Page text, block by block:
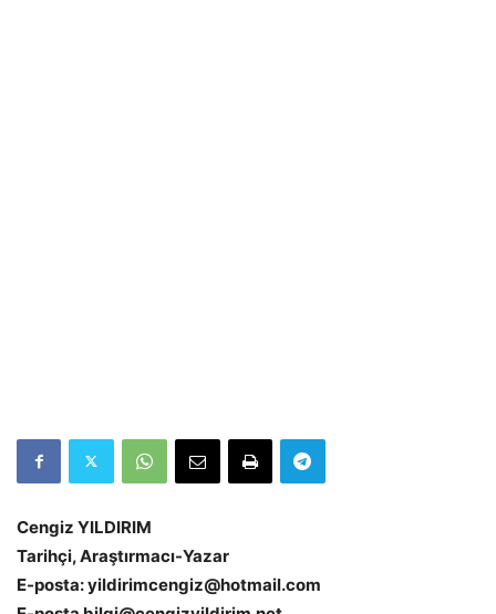
Cengiz YILDIRIM
Tarihçi, Araştırmacı-Yazar
E-posta: yildirimcengiz@hotmail.com